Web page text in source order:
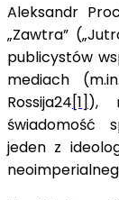
Aleksandr
„Zawtra”
publicystów
mediach
Rossija24[1] ),
świadomość
jeden z